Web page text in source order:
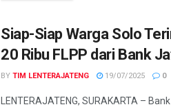
Siap-Siap Warga Solo
20 Ribu FLPP dari Bank
BY TIM LENTERAJATENG 19/07/2025 0
LENTERAJATENG, SURAKARTA –